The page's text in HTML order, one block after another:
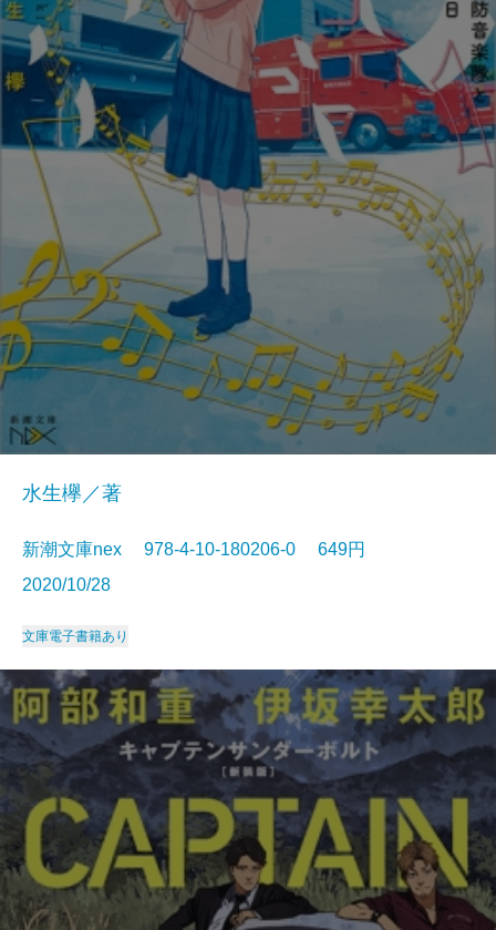
水生欅／著
新潮文庫nex 978-4-10-180206-0 649円
2020/10/28
文庫電子書籍あり